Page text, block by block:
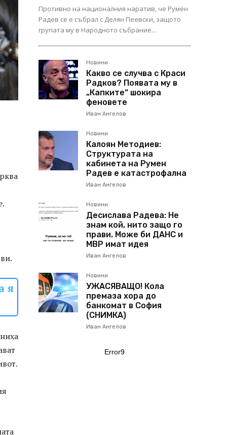
я
Противно на националния наратив, че Румен
Радев се е събрал с Делян Пеевски, защото
групата му в Народното събрание...
Новини
Какво се случва с Краси
Радков? Появата му в
„Капките“ шокира
феновете
Иван Ангелов
Новини
Калоян Методиев:
Структурата на
кабинета на Румен
Радев е катастрофална
Иван Ангелов
Новини
Десислава Радева: Не
знам кой, нито защо го
прави. Може би ДАНС и
МВР имат идея
Иван Ангелов
Новини
УЖАСЯВАЩО! Кола
премаза хора до
банкомат в София
(СНИМКА)
Иван Ангелов
Error9